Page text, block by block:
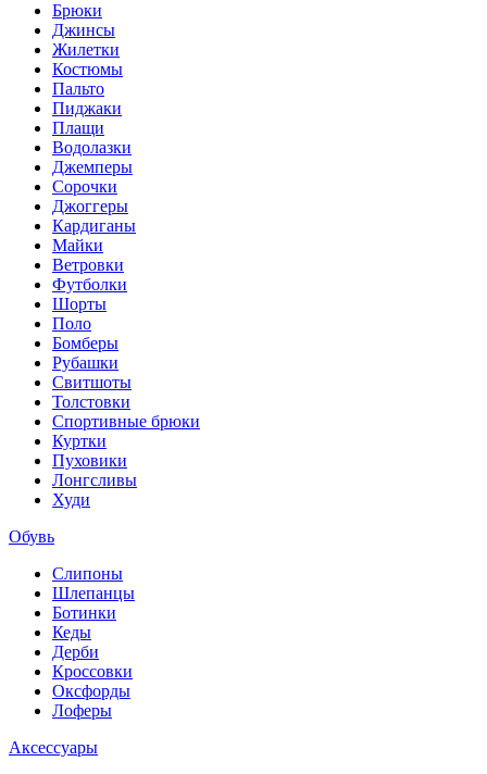
Брюки
Джинсы
Жилетки
Костюмы
Пальто
Пиджаки
Плащи
Водолазки
Джемперы
Сорочки
Джоггеры
Кардиганы
Майки
Ветровки
Футболки
Шорты
Поло
Бомберы
Рубашки
Свитшоты
Толстовки
Спортивные брюки
Куртки
Пуховики
Лонгсливы
Худи
Обувь
Слипоны
Шлепанцы
Ботинки
Кеды
Дерби
Кроссовки
Оксфорды
Лоферы
Аксессуары